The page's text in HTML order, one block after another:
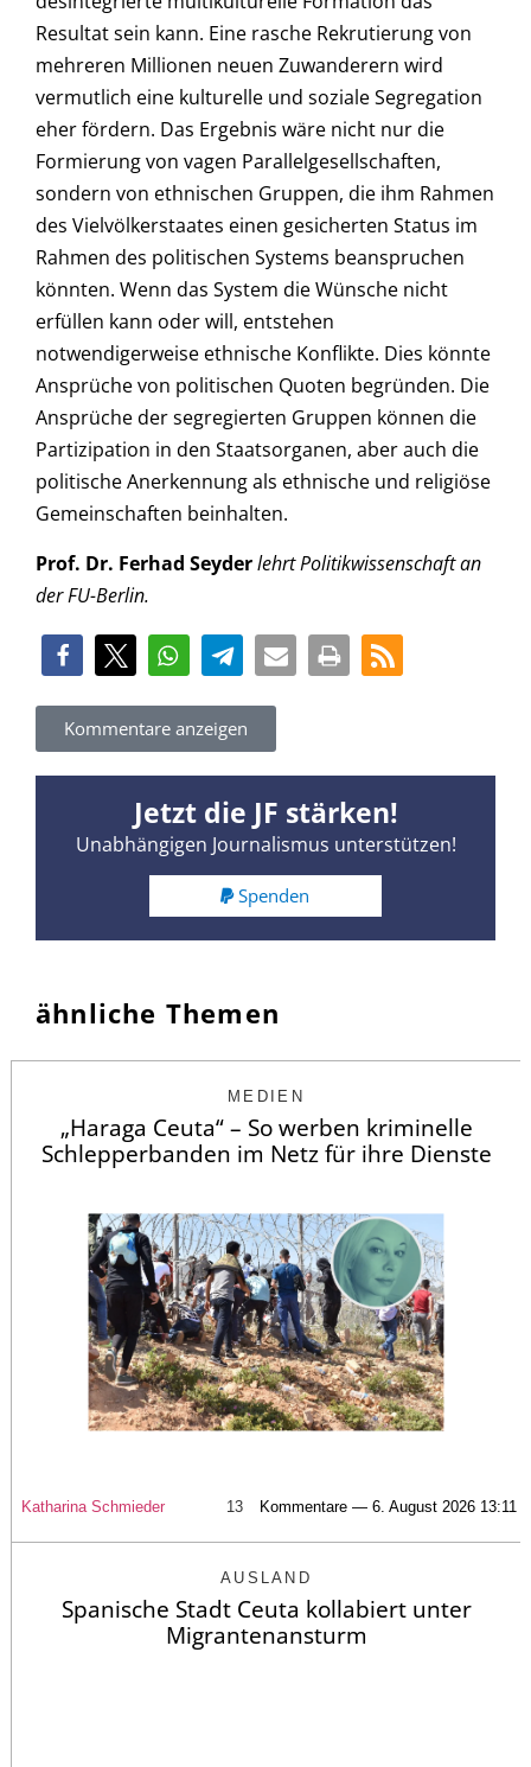
Resultat sein kann. Eine rasche Rekrutierung von
mehreren Millionen neuen Zuwanderern wird
vermutlich eine kulturelle und soziale Segregation
eher fördern. Das Ergebnis wäre nicht nur die
Formierung von vagen Parallelgesellschaften,
sondern von ethnischen Gruppen, die ihm Rahmen
des Vielvölkerstaates einen gesicherten Status im
Rahmen des politischen Systems beanspruchen
könnten. Wenn das System die Wünsche nicht
erfüllen kann oder will, entstehen
notwendigerweise ethnische Konflikte. Dies könnte
Ansprüche von politischen Quoten begründen. Die
Ansprüche der segregierten Gruppen können die
Partizipation in den Staatsorganen, aber auch die
politische Anerkennung als ethnische und religiöse
Gemeinschaften beinhalten.
Prof. Dr. Ferhad Seyderlehrt Politikwissenschaft an
der FU-Berlin.
Kommentare anzeigen
Jetzt die JF stärken!
Unabhängigen Journalismus unterstützen!
Spenden
ähnliche Themen
MEDIEN
„Haraga Ceuta“ – So werben kriminelle
Schlepperbanden im Netz für ihre Dienste
Katharina Schmieder 13 Kommentare — 6. August 2026 13:11
AUSLAND
Spanische Stadt Ceuta kollabiert unter
Migrantenansturm